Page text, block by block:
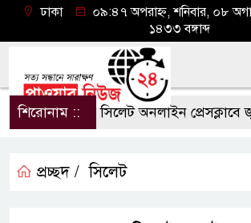
ঢাকা
০৯:৪৭ অপরাহ্ন, শনিবার, ০৮
১৪৩৩ বঙ্গাব্দ
শিরোনাম :: সিলেট অনলাইন প্রেসক্লাবে
প্রচ্ছদ / সিলেট